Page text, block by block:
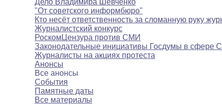
Дело Владимира Шевченко
"От советского информбюро"
Кто несёт ответственность за сломанную руку
Журналистский конкурс
РоскомЦензура против СМИ
Законодательные инициативы Госдумы в сфере
Журналисты на акциях протеста
Анонсы
Все анонсы
События
Памятные даты
Все материалы